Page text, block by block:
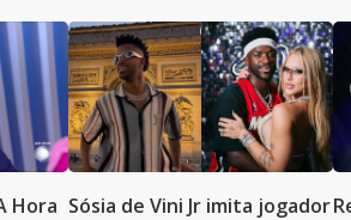
Hora Sósia de Vini Jr imita jogador